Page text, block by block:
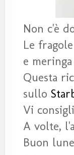
Non c'è
Le
e
Questa
sullo
Vi
A volte,
Buon